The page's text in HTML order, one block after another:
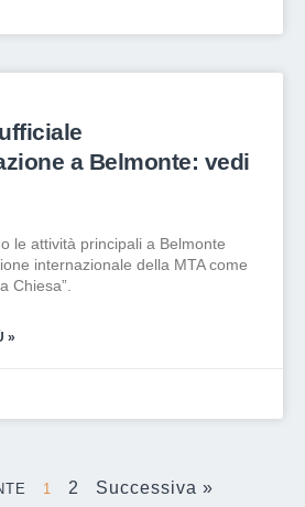
a Belmonte: vedi
le attività principali a Belmonte
internazionale della MTA come
Chiesa”.
»
1 2 Successiva »